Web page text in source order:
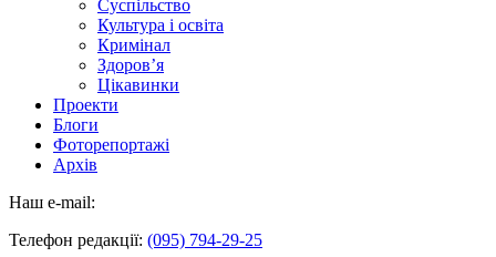
Суспільство
Культура і освіта
Кримінал
Здоров’я
Цікавинки
Проекти
Блоги
Фоторепортажі
Архів
Наш e-mail:
Телефон редакції: (095) 794-29-25